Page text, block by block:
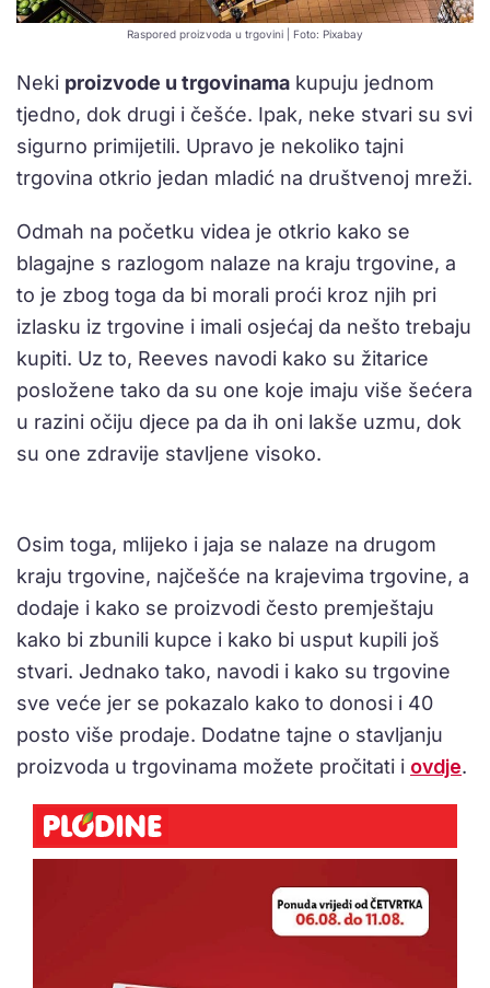
Raspored proizvoda u trgovini | Foto: Pixabay
Neki proizvode u trgovinama kupuju jednom
tjedno, dok drugi i češće. Ipak, neke stvari su svi
sigurno primijetili. Upravo je nekoliko tajni
trgovina otkrio jedan mladić na društvenoj mreži.
Odmah na početku videa je otkrio kako se
blagajne s razlogom nalaze na kraju trgovine, a
to je zbog toga da bi morali proći kroz njih pri
izlasku iz trgovine i imali osjećaj da nešto trebaju
kupiti. Uz to, Reeves navodi kako su žitarice
posložene tako da su one koje imaju više šećera
u razini očiju djece pa da ih oni lakše uzmu, dok
su one zdravije stavljene visoko.
Osim toga, mlijeko i jaja se nalaze na drugom
kraju trgovine, najčešće na krajevima trgovine, a
dodaje i kako se proizvodi često premještaju
kako bi zbunili kupce i kako bi usput kupili još
stvari. Jednako tako, navodi i kako su trgovine
sve veće jer se pokazalo kako to donosi i 40
posto više prodaje. Dodatne tajne o stavljanju
proizvoda u trgovinama možete pročitati i ovdje.